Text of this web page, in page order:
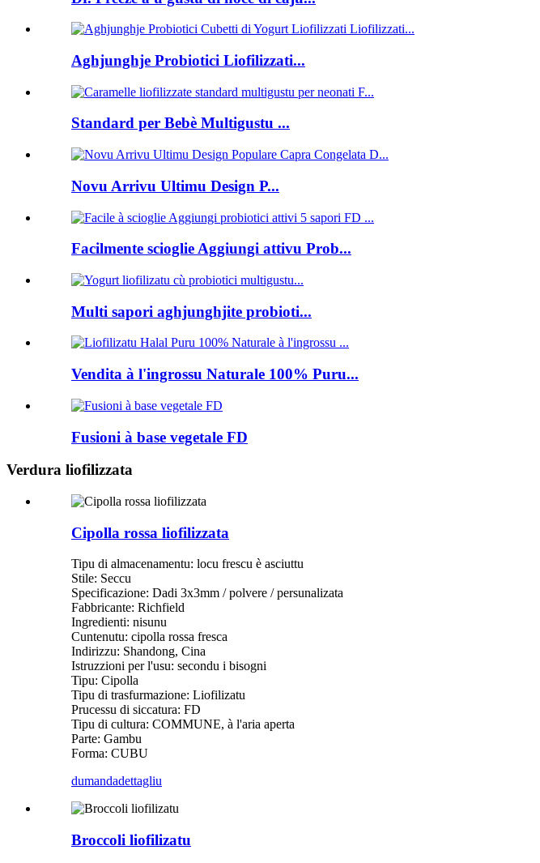
Aghjunghje Probiotici Liofilizzati...
Standard per Bebè Multigustu ...
Novu Arrivu Ultimu Design P...
Facilmente scioglie Aggiungi attivu Prob...
Multi sapori aghjunghjite probioti...
Vendita à l'ingrossu Naturale 100% Puru...
Fusioni à base vegetale FD
Verdura liofilizzata
Cipolla rossa liofilizzata
Tipu di almacenamentu: locu frescu è asciuttu
Stile: Seccu
Specificazione: Dadi 3x3mm / polvere / persunalizata
Fabbricante: Richfield
Ingredienti: nisunu
Cuntenutu: cipolla rossa fresca
Indirizzu: Shandong, Cina
Istruzzioni per l'usu: secondu i bisogni
Tipu: Cipolla
Tipu di trasfurmazione: Liofilizatu
Prucessu di siccatura: FD
Tipu di cultura: COMMUNE, à l'aria aperta
Parte: Gambu
Forma: CUBU
dumandadettagliu
Broccoli liofilizatu